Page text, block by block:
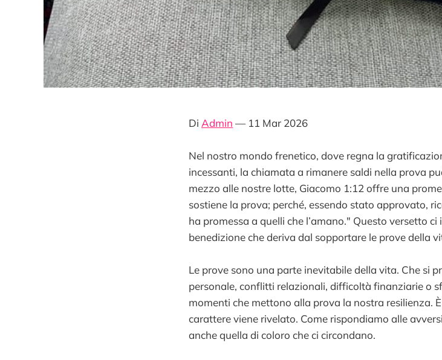
Di Admin — 11 Mar 2026
Nel nostro mondo frenetico, dove regna la
incessanti, la chiamata a rimanere saldi nella prova
mezzo alle nostre lotte, Giacomo 1:12 offre una
sostiene la prova; perché, essendo stato approvato,
ha promessa a quelli che l’amano." Questo versetto
benedizione che deriva dal sopportare le prove della
Le prove sono una parte inevitabile della vita. Che si
personale, conflitti relazionali, difficoltà finanziarie o
momenti che mettono alla prova la nostra resilienza.
carattere viene rivelato. Come rispondiamo alle
anche quella di coloro che ci circondano.